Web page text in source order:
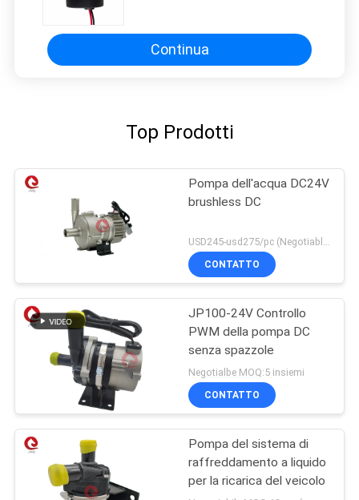
Continua
Top Prodotti
Pompa dell'acqua DC24V
brushless DC
USD245-usd275/pc (Negotiable) MOQ:50PCS
CONTATTO
JP100-24V Controllo
PWM della pompa DC
senza spazzole
Negotialbe MOQ:5 insiemi
CONTATTO
Pompa del sistema di
raffreddamento a liquido
per la ricarica del veicolo